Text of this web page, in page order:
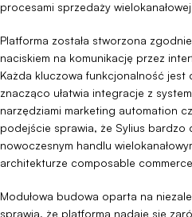
procesami sprzedaży
Platforma została stworzona
naciskiem na komunikację przez
Każda kluczowa funkcjonalność jest
znacząco ułatwia integracje z
narzędziami marketing automation
podejście sprawia, że Sylius bardzo
nowoczesnym handlu
architekturze composable
Modułowa budowa oparta na
sprawia, że platforma nadaje się